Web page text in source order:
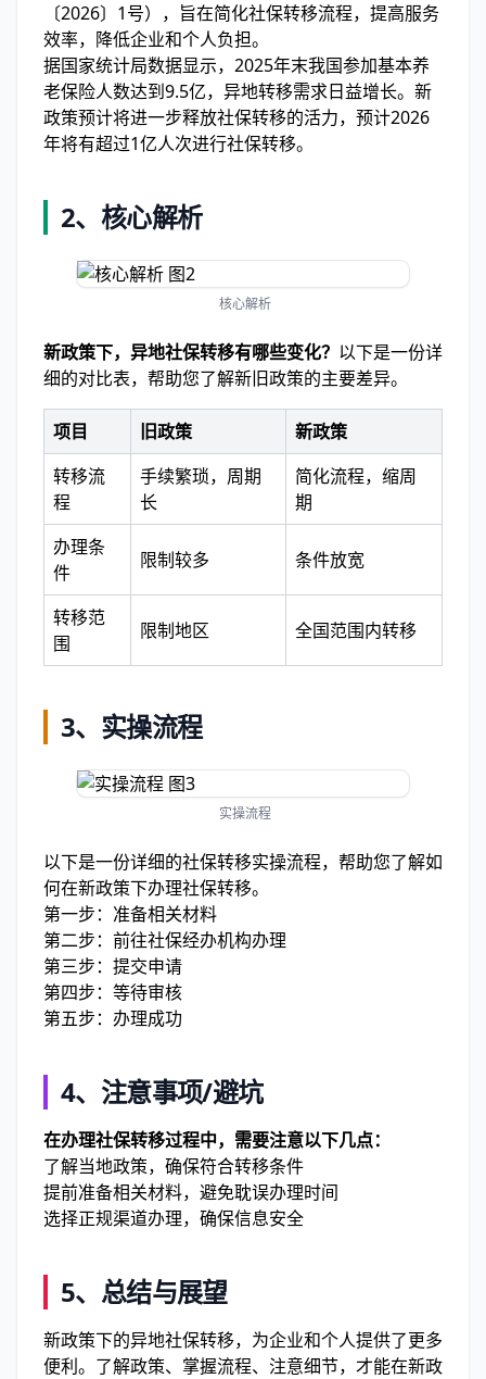
〔2026〕1号），旨在简化社保转移流程，提高服务
效率，降低企业和个人负担。
据国家统计局数据显示，2025年末我国参加基本养
老保险人数达到9.5亿，异地转移需求日益增长。新
政策预计将进一步释放社保转移的活力，预计2026
年将有超过1亿人次进行社保转移。
2、核心解析
核心解析
新政策下，异地社保转移有哪些变化？ 以下是一份详
细的对比表，帮助您了解新旧政策的主要差异。
项目 旧政策
新政策
转移流
程
手续繁琐，周期
长
简化流程，缩周
期
办理条
件
限制较多 条件放宽
转移范
围
限制地区 全国范围内转移
3、实操流程
实操流程
以下是一份详细的社保转移实操流程，帮助您了解如
何在新政策下办理社保转移。
第一步：准备相关材料
第二步：前往社保经办机构办理
第三步：提交申请
第四步：等待审核
第五步：办理成功
4、注意事项/避坑
在办理社保转移过程中，需要注意以下几点：
了解当地政策，确保符合转移条件
提前准备相关材料，避免耽误办理时间
选择正规渠道办理，确保信息安全
5、总结与展望
新政策下的异地社保转移，为企业和个人提供了更多
便利。了解政策、掌握流程、注意细节，才能在新政